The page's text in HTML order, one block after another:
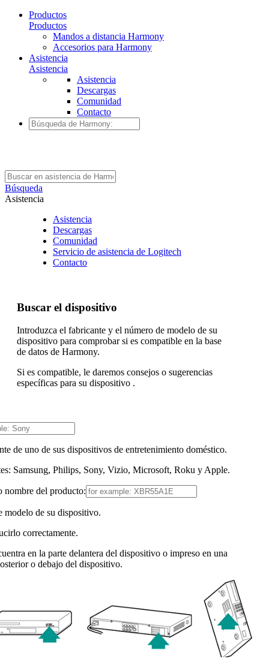
Productos
Productos
Mandos a distancia Harmony
Accesorios para Harmony
Asistencia
Asistencia
Asistencia
Descargas
Comunidad
Contacto
Búsqueda
Asistencia
Asistencia
Descargas
Comunidad
Servicio de asistencia de Logitech
Contacto
Buscar el dispositivo
Introduzca el fabricante y el número de modelo de su
dispositivo para comprobar si es compatible en la base
de datos de Harmony.
Si es compatible, le daremos consejos o sugerencias
específicas para su dispositivo .
de uno de sus dispositivos de entretenimiento doméstico.
Samsung, Philips, Sony, Vizio, Microsoft, Roku y Apple.
nombre del producto:
modelo de su dispositivo.
correctamente.
en la parte delantera del dispositivo o impreso en una
o debajo del dispositivo.